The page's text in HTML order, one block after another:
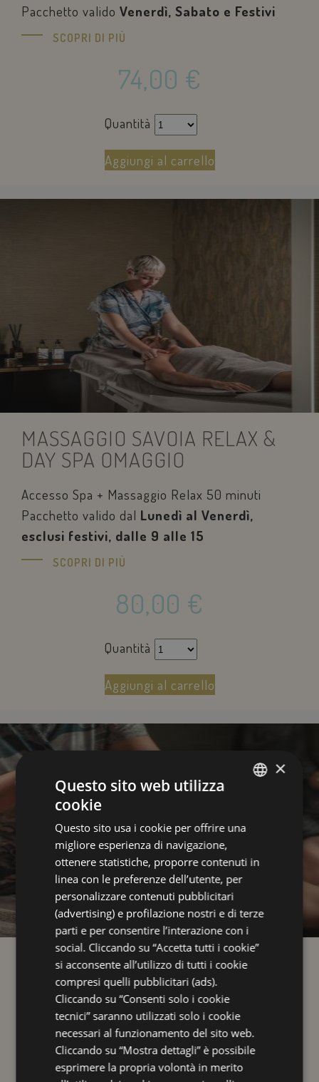
Pacchetto valido Venerdì, Sabato e Festivi
SCOPRI DI PIÙ
74,00 €
Quantità
Aggiungi al carrello
MASSAGGIO SAVOIA RELAX &
DAY SPA OMAGGIO
Accesso Spa + Massaggio Relax 50 minuti
Pacchetto valido dal Lunedì al Venerdì,
esclusi festivi, dalle 9 alle 15
SCOPRI DI PIÙ
80,00 €
Quantità
Aggiungi al carrello
MASSAGGIO SAVOIA RELAX
Movimenti fluidi e avvolgenti, arricchiti da olio
biologico e oli essenziali selezionati, per
un'esperienza di profondo rilassamento e
benessere.
Offerte
Spa Lovers
Meeting & Business
Leisure
Family
Camere
Servizi
ENGLISH
FRENCH
×
Questo sito web utilizza
cookie
Questo sito usa i cookie per offrire una
migliore esperienza di navigazione,
ottenere statistiche, proporre contenuti in
linea con le preferenze dell’utente, per
personalizzare contenuti pubblicitari
(advertising) e profilazione nostri e di terze
parti e per consentire l’interazione con i
social. Cliccando su “Accetta tutti i cookie”
si acconsente all’utilizzo di tutti i cookie
compresi quelli pubblicitari (ads).
Cliccando su “Consenti solo i cookie
tecnici” saranno utilizzati solo i cookie
necessari al funzionamento del sito web.
Cliccando su “Mostra dettagli” è possibile
esprimere la propria volontà in merito